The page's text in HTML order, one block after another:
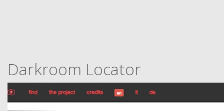
Darkroom Locator